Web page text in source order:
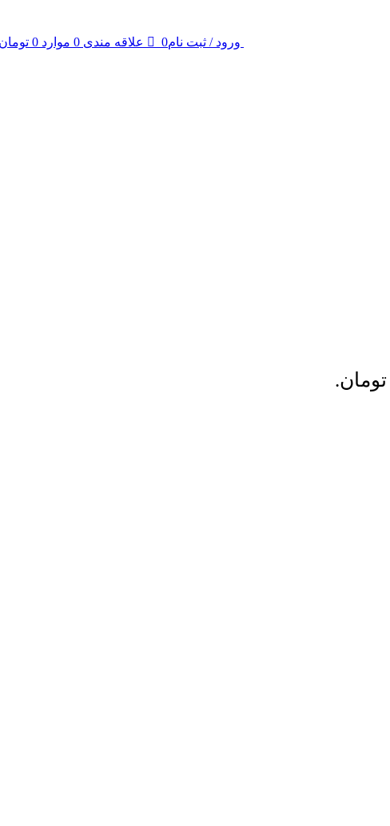
ورود / ثبت نام0 علاقه مندی 0 موارد 0